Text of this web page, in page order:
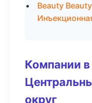
Beauty
Компании в
округ